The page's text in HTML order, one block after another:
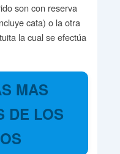
son con reserva
cata) o la otra
la cual se efectúa
MAS
DE LOS